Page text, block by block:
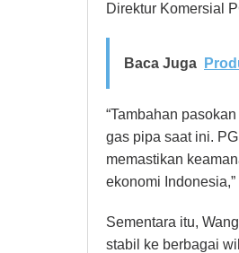
Direktur Komersial
Baca Juga
“Tambahan
gas pipa saat ini.
memastikan
ekonomi
Sementara itu,
stabil ke berbagai